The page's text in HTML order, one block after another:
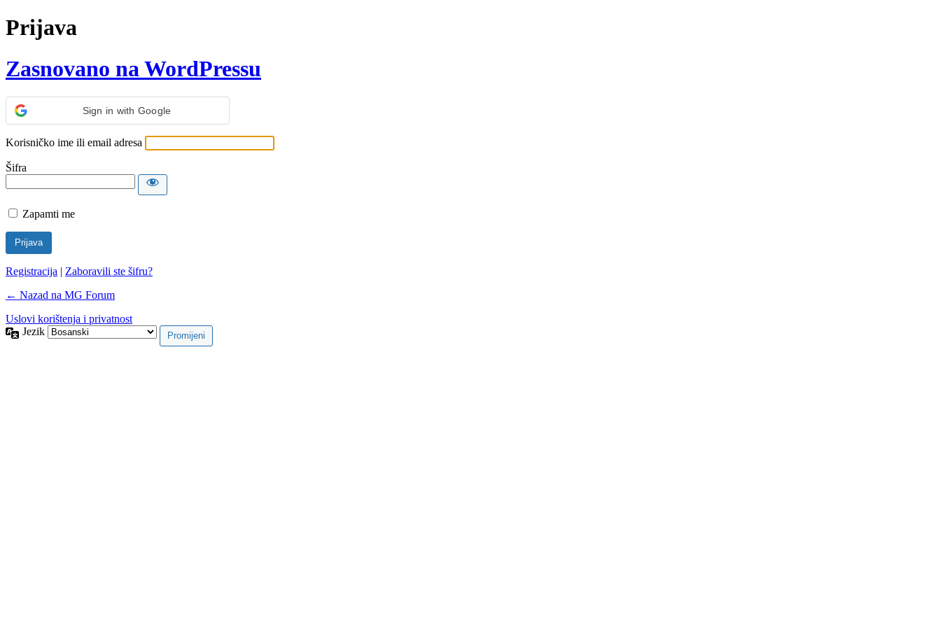
Prijava
Zasnovano na WordPressu
Sign in with Google
Korisničko ime ili email adresa
Šifra
Zapamti me
Registracija | Zaboravili ste šifru?
← Nazad na MG Forum
Uslovi korištenja i privatnost
Jezik